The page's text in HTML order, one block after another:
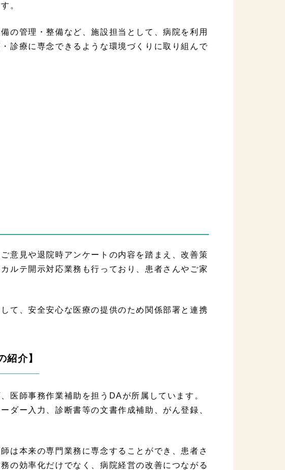
。
の管理・整備など、施設担当として、病院を利用
診療に専念できるような環境づくりに取り組んで
意見や退院時アンケートの内容を踏まえ、改善策
ルテ開示対応業務も行っており、患者さんやご家
て、安全安心な医療の提供のため関係部署と連携
紹介】
医師事務作業補助を担うDAが所属しています。
ダー入力、診断書等の文書作成補助、がん登録、
は本来の専門業務に専念することができ、患者さ
の効率化だけでなく、病院経営の改善につながる